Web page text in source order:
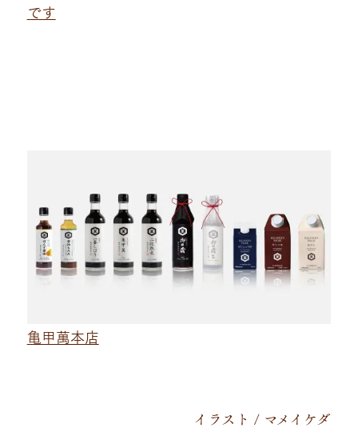
です
亀甲萬本店
イラスト / マメイケダ